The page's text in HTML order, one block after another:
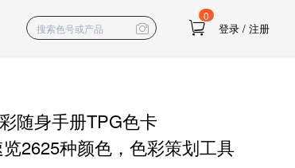
0
登录 / 注册
随身手册TPG色卡
2625种颜色，色彩策划工具